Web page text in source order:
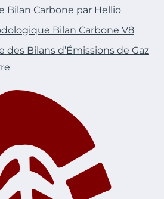
Bilan Carbone par Hellio
Bilan Carbone V8
Bilans d’Émissions de Gaz